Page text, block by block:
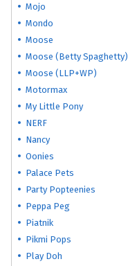
Mojo
Mondo
Moose
Moose (Betty Spaghetty)
Moose (LLP+WP)
Motormax
My Little Pony
NERF
Nancy
Oonies
Palace Pets
Party Popteenies
Peppa Peg
Piatnik
Pikmi Pops
Play Doh